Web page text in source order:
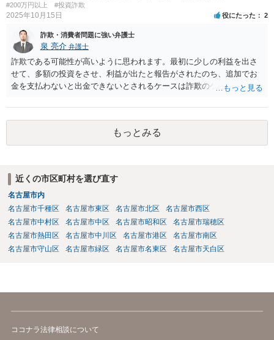
手を信頼できる事情がない限り、支払いをしないようにした方がよい
と思います。
#200万円以上
#投資詐欺
2025年10月15日 役にたった 2
詐欺・消費者問題に強い弁護士
泉 亮介 弁護士
詐欺である可能性が高いように思われます。最初に少しの利益を出さ
せて、多額の投資をさせ、利益が出たと報告がされたのち、追加でお
金を支払わないと出金できないとされるケースは詐欺のケースで非常
であれば弁護士に相談されると良いでしょう。 ただ、こうした類型の
場合返金が難しいケースが多いため弁護士を立てるかどうかは慎重に
もっとみる
近くの市区町村を選び直す
名古屋市内
名古屋市千種区
名古屋市東区 名古屋市北区
名古屋市西区
名古屋市中村区
名古屋市中区 名古屋市昭和区
名古屋市瑞穂区
名古屋市熱田区
名古屋市中川区 名古屋市港区
名古屋市南区
名古屋市守山区
名古屋市緑区 名古屋市名東区 名古屋市天白区
ココナラ法律相談について